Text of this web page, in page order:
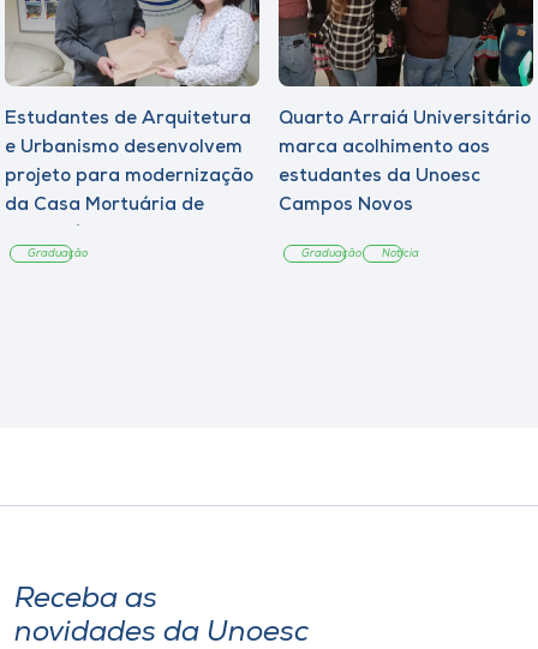
Estudantes de Arquitetura
e Urbanismo desenvolvem
projeto para modernização
da Casa Mortuária de
Graduação
Quarto Arraiá Universitário
marca acolhimento aos
estudantes da Unoesc
Campos Novos
Graduação Notícia
Receba as
novidades da Unoesc